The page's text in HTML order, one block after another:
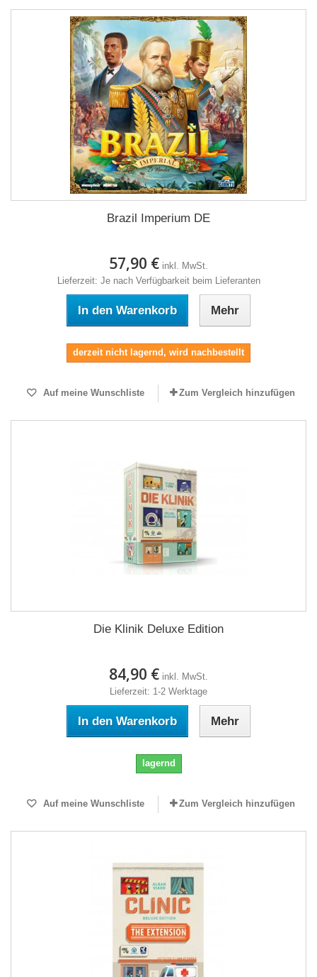
Brazil Imperium DE
57,90 € inkl. MwSt.
Lieferzeit: Je nach Verfügbarkeit beim Lieferanten
In den Warenkorb Mehr
derzeit nicht lagernd, wird nachbestellt
Auf meine Wunschliste Zum Vergleich hinzufügen
Die Klinik Deluxe Edition
84,90 € inkl. MwSt.
Lieferzeit: 1-2 Werktage
In den Warenkorb Mehr
lagernd
Auf meine Wunschliste Zum Vergleich hinzufügen